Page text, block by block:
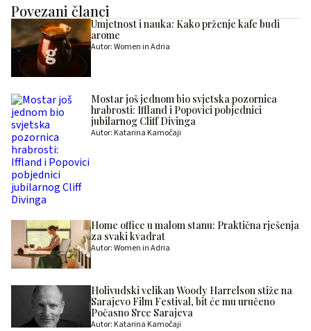
Povezani članci
Umjetnost i nauka: Kako prženje kafe budi
arome
Autor: Women in Adria
Mostar još jednom bio svjetska pozornica
hrabrosti: Iffland i Popovici pobjednici
jubilarnog Cliff Divinga
Autor: Katarina Kamočaji
Home office u malom stanu: Praktična rješenja
za svaki kvadrat
Autor: Women in Adria
Holivudski velikan Woody Harrelson stiže na
Sarajevo Film Festival, bit će mu uručeno
Počasno Srce Sarajeva
Autor: Katarina Kamočaji